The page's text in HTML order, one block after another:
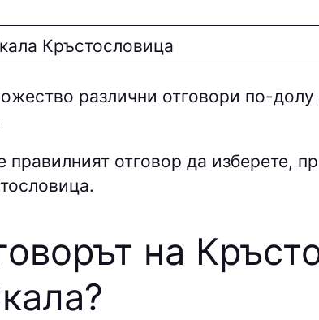
Кръстословица
различни отговори по-долу
правилният отговор да изберете,
на
?